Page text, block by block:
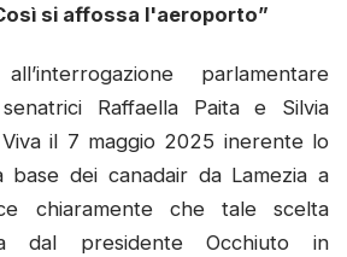
si affossa l'aeroporto”
parlamentare
Raffaella Paita e Silvia
il 7 maggio 2025 inerente lo
base dei canadair da Lamezia a
chiaramente che tale scelta
dal presidente Occhiuto in